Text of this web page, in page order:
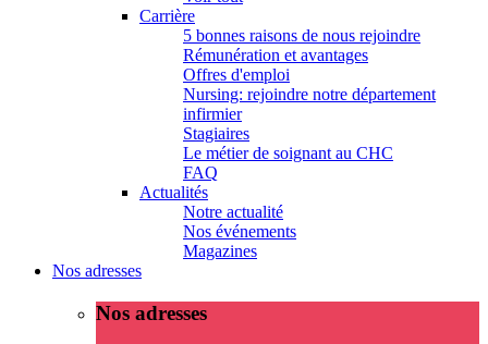
Carrière
5 bonnes raisons de nous rejoindre
Rémunération et avantages
Offres d'emploi
Nursing: rejoindre notre département
infirmier
Stagiaires
Le métier de soignant au CHC
FAQ
Actualités
Notre actualité
Nos événements
Magazines
Nos adresses
Nos adresses